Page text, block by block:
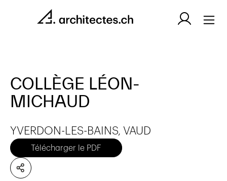
COLLÈGE LÉON-
MICHAUD
YVERDON-LES-BAINS, VAUD
Télécharger le PDF